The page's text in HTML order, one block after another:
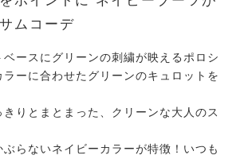
ムコーデ
ースにグリーンの刺繍が映えるポロシ
ラーに合わせたグリーンのキュロットを
りとまとまった、クリーンな大人のス
らないネイビーカラーが特徴！いつも